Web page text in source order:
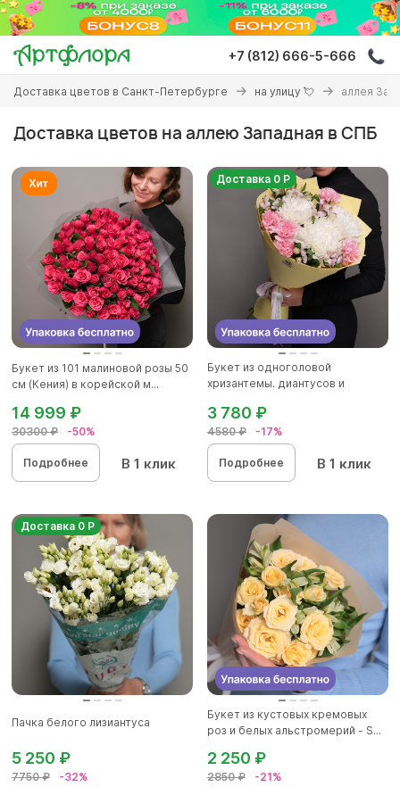
Перейти
основному
содержанию
+7 (812) 666-5-666
Вы
здесь
Доставка цветов в Санкт-Петербурге на улицу 💘 аллея
Доставка цветов на аллею Западная в СПБ
Букет из 101 малиновой розы 50
см (Кения) в корейской м...
30300 ₽ -50%
14 999 ₽
Подробнее В 1 клик
Доставка 0 Р
Букет из одноголовой
хризантемы. диантусов и
4580 ₽ -17%
3 780 ₽
Подробнее В 1 клик
Доставка 0 Р
Пачка белого лизиантуса
7750 ₽ -32%
5 250 ₽
Букет из кустовых кремовых
роз и белых альстромерий - S...
2850 ₽ -21%
2 250 ₽